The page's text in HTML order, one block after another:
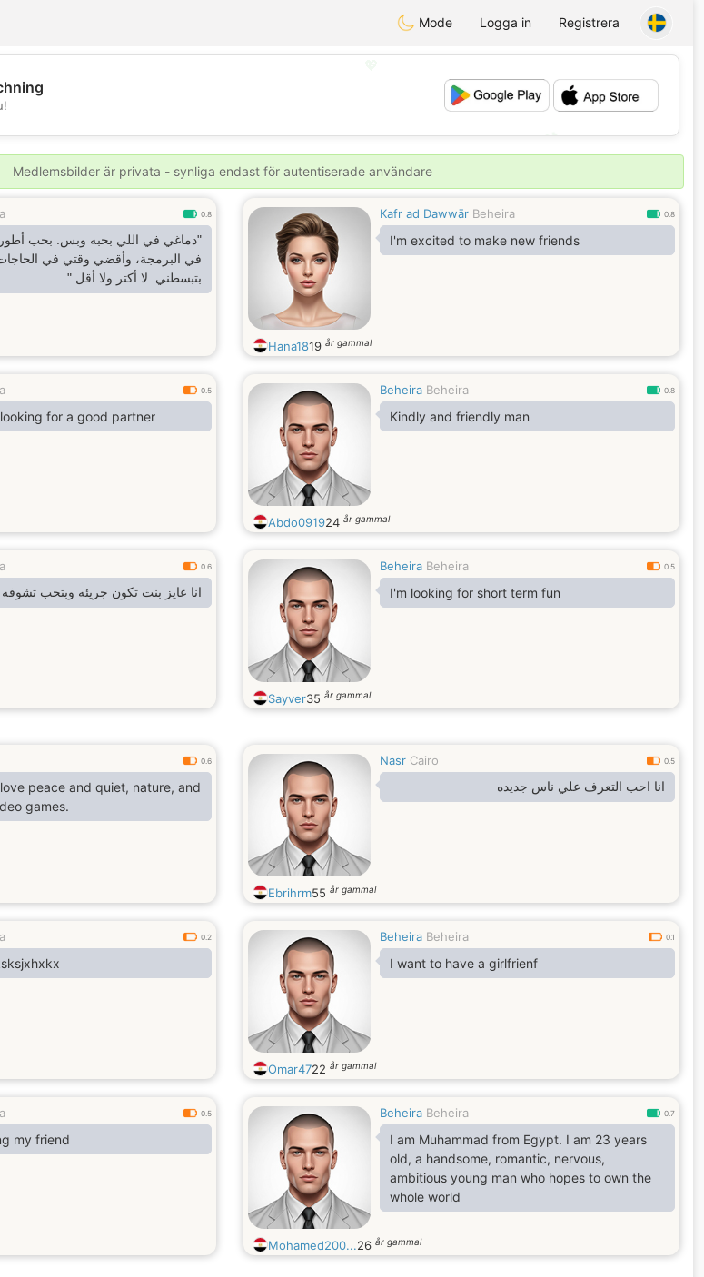
Mode Logga in Registrera
💕
Medlemsbilder är privata - synliga endast för autentiserade användare
0.8
"دماغي في اللي بحبه وبس. بحب
في البرمجة، وأقضي وقتي في
بتبسطني. لا أكتر ولا أقل."
Kafr ad Dawwār Beheira 0.8
I'm excited to make new friends
Hana1819 år gammal
0.5
for a good partner
Beheira Beheira 0.8
Kindly and friendly man
Abdo091924 år gammal
0.6
انا عايز بنت تكون جريئه وبتحب تشوفه
Beheira Beheira 0.5
I'm looking for short term fun
Sayver35 år gammal
0.6
peace and quiet, nature, and
games.
Nasr Cairo 0.5
انا احب التعرف علي ناس جديده
Ebrihrm55 år gammal
0.2 Beheira Beheira 0.1
I want to have a girlfrienf
Omar4722 år gammal
0.5
my friend
Beheira Beheira 0.7
I am Muhammad from Egypt. I am 23 years
old, a handsome, romantic, nervous,
ambitious young man who hopes to own the
whole world
Mohamed200...26 år gammal